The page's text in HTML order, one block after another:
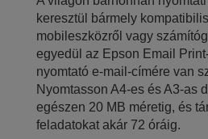
keresztül bármely
mobileszközről vagy
egyedül az Epson Email
nyomtató e-mail-címére van
Nyomtasson A4-es és A3-as
egészen 20 MB méretig, és
feladatokat akár 72 óráig.